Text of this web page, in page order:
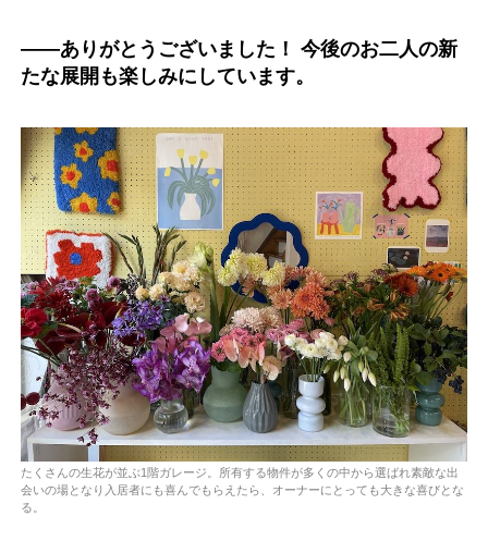
――ありがとうございました！ 今後のお二人の新
たな展開も楽しみにしています。
たくさんの生花が並ぶ1階ガレージ。所有する物件が多くの中から選ばれ素敵な出
会いの場となり入居者にも喜んでもらえたら、オーナーにとっても大きな喜びとな
る。